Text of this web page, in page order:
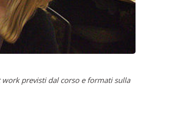
previsti dal corso e formati sulla